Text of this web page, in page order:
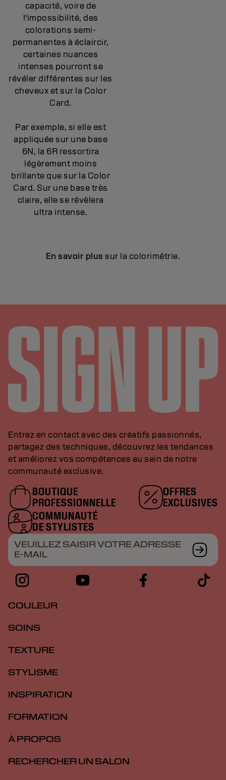
capacité, voire de
l'impossibilité, des
colorations semi-
permanentes à éclaircir,
certaines nuances
intenses pourront se
révéler différentes sur les
cheveux et sur la Color
Card.
Par exemple, si elle est
appliquée sur une base
6N, la 6R ressortira
légèrement moins
brillante que sur la Color
Card. Sur une base très
claire, elle se révèlera
ultra intense.
En savoir plus sur la colorimétrie.
Entrez en contact avec des créatifs passionnés,
partagez des techniques, découvrez les tendances
et améliorez vos compétences au sein de notre
communauté exclusive.
BOUTIQUE
PROFESSIONNELLE
OFFRES
EXCLUSIVES
COMMUNAUTÉ
DE STYLISTES
VEUILLEZ SAISIR VOTRE ADRESSE
E-MAIL
COULEUR
SOINS
TEXTURE
STYLISME
INSPIRATION
FORMATION
À PROPOS
RECHERCHER UN SALON